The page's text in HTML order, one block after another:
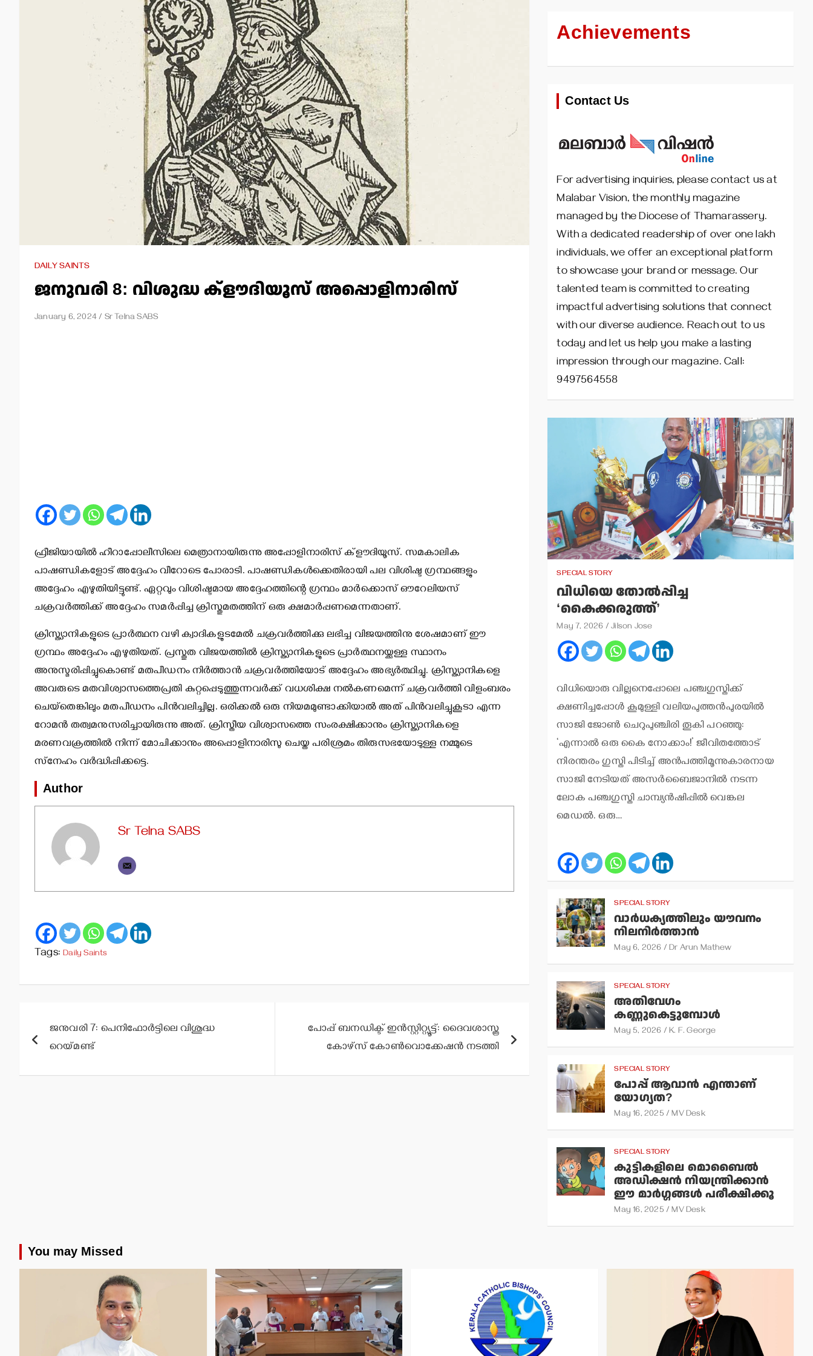
DAILY SAINTS
ജനുവരി 8: വിശുദ്ധ ക്‌ളൗദിയൂസ് അപ്പൊളിനാരിസ്
January 6, 2024 Sr Telna SABS
ഫ്രീജിയായില്‍ ഹീറാപ്പോലീസിലെ മെത്രാനായിരുന്നു അപ്പോളിനാരിസ് ക്‌ളൗദിയൂസ്. സമകാലിക
പാഷണ്ഡികളോട് അദ്ദേഹം വീറോടെ പോരാടി. പാഷണ്ഡികള്‍ക്കെതിരായി പല വിശിഷ്ട ഗ്രന്ഥങ്ങളും
അദ്ദേഹം എഴുതിയിട്ടുണ്ട്. ഏറ്റവും വിശിഷ്ടമായ അദ്ദേഹത്തിന്റെ ഗ്രന്ഥം മാര്‍ക്കൊസ് ഔറേലിയസ്
ചക്രവര്‍ത്തിക്ക് അദ്ദേഹം സമര്‍പ്പിച്ച ക്രിസ്തുമതത്തിന് ഒരു ക്ഷമാര്‍പ്പണമെന്നതാണ്.
ക്രിസ്ത്യാനികളുടെ പ്രാര്‍ത്ഥന വഴി ക്വാദികളുടമേല്‍ ചക്രവര്‍ത്തിക്കു ലഭിച്ച വിജയത്തിനു ശേഷമാണ് ഈ
ഗ്രന്ഥം അദ്ദേഹം എഴുതിയത്. പ്രസ്തുത വിജയത്തില്‍ ക്രിസ്ത്യാനികളുടെ പ്രാര്‍ത്ഥനയ്ക്കുള്ള സ്ഥാനം
അനുസ്മരിപ്പിച്ചുകൊണ്ട് മതപീഡനം നിര്‍ത്താന്‍ ചക്രവര്‍ത്തിയോട് അദ്ദേഹം അഭ്യര്‍ത്ഥിച്ചു. ക്രിസ്ത്യാനികളെ
അവരുടെ മതവിശ്വാസത്തെപ്രതി കുറ്റപ്പെടുത്തുന്നവര്‍ക്ക് വധശിക്ഷ നല്‍കണമെന്ന് ചക്രവര്‍ത്തി വിളംബരം
ചെയ്‌തെങ്കിലും മതപീഡനം പിന്‍വലിച്ചില്ല. ഒരിക്കല്‍ ഒരു നിയമമുണ്ടാക്കിയാല്‍ അത് പിന്‍വലിച്ചുകൂടാ എന്ന
റോമന്‍ തത്വമനുസരിച്ചായിരുന്നു അത്. ക്രിസ്തീയ വിശ്വാസത്തെ സംരക്ഷിക്കാനും ക്രിസ്ത്യാനികളെ
മരണവക്രത്തില്‍ നിന്ന് മോചിക്കാനും അപ്പൊളിനാരിസു ചെയ്ത പരിശ്രമം തിരുസഭയോടുള്ള നമ്മുടെ
സ്‌നേഹം വര്‍ദ്ധിപ്പിക്കട്ടെ.
Author
Sr Telna SABS
Tags: Daily Saints
navigation
ജനുവരി 7: പെനിഫോര്‍ട്ടിലെ വിശുദ്ധ
റെയ്മണ്ട്
പോപ്പ് ബനഡിക്ട് ഇന്‍സ്റ്റിറ്റ്യൂട്ട്: ദൈവശാസ്ത്ര
കോഴ്സ് കോൺവൊക്കേഷൻ നടത്തി
Achievements
Contact Us
For advertising inquiries, please contact us at
Malabar Vision, the monthly magazine
managed by the Diocese of Thamarassery.
With a dedicated readership of over one lakh
individuals, we offer an exceptional platform
to showcase your brand or message. Our
talented team is committed to creating
impactful advertising solutions that connect
with our diverse audience. Reach out to us
today and let us help you make a lasting
impression through our magazine. Call:
9497564558
SPECIAL STORY
വിധിയെ തോല്‍പ്പിച്ച
‘കൈക്കരുത്ത്’
May 7, 2026 Jilson Jose
വിധിയൊരു വില്ലനെപ്പോലെ പഞ്ചഗുസ്തിക്ക്
ക്ഷണിച്ചപ്പോള്‍ കൂമുള്ളി വലിയപുത്തന്‍പുരയില്‍
സാജി ജോണ്‍ ചെറുപുഞ്ചിരി തൂകി പറഞ്ഞു:
‘എന്നാല്‍ ഒരു കൈ നോക്കാം!’ ജീവിതത്തോട്
നിരന്തരം ഗുസ്തി പിടിച്ച് അന്‍പത്തിമൂന്നുകാരനായ
സാജി നേടിയത് അസര്‍ബൈജാനില്‍ നടന്ന
ലോക പഞ്ചഗുസ്തി ചാമ്പ്യന്‍ഷിപ്പില്‍ വെങ്കല
മെഡല്‍. ഒരു…
SPECIAL STORY
വാര്‍ധക്യത്തിലും യൗവനം
നിലനിര്‍ത്താന്‍
May 6, 2026 Dr Arun Mathew
SPECIAL STORY
അതിവേഗം
കണ്ണുകെട്ടുമ്പോള്‍
May 5, 2026 K. F. George
SPECIAL STORY
പോപ്പ് ആവാന്‍ എന്താണ്
യോഗ്യത?
May 16, 2025 MV Desk
SPECIAL STORY
കുട്ടികളിലെ മൊബൈല്‍
അഡിക്ഷന്‍ നിയന്ത്രിക്കാന്‍
ഈ മാര്‍ഗ്ഗങ്ങള്‍ പരീക്ഷിക്കൂ
May 16, 2025 MV Desk
You may Missed